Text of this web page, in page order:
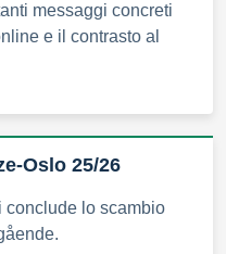
messaggi concreti
e il contrasto al
Oslo 25/26
conclude lo scambio